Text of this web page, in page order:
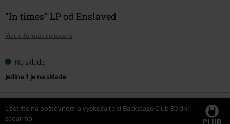
"In times" LP od Enslaved
Viac informácií o tovare
Na sklade
Jedine 1 je na sklade
Ušetrite na poštovnom a vyskúšajte si Backstage Club 30 dní
zadarmo: